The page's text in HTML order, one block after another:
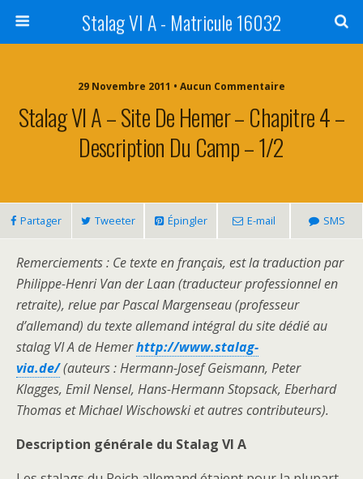
Stalag VI A - Matricule 16032
29 Novembre 2011 • Aucun Commentaire
Stalag VI A – Site De Hemer – Chapitre 4 –
Description Du Camp – 1/2
Partager Tweeter Épingler E-mail SMS
Remerciements : Ce texte en français, est la traduction par
Philippe-Henri Van der Laan (traducteur professionnel en
retraite), relue par Pascal Margenseau (professeur
d’allemand) du texte allemand intégral du site dédié au
stalag VI A de Hemerhttp://www.stalag-
via.de/(auteurs : Hermann-Josef Geismann, Peter
Klagges, Emil Nensel, Hans-Hermann Stopsack, Eberhard
Thomas et Michael Wischowski et autres contributeurs).
Description générale du Stalag VI A